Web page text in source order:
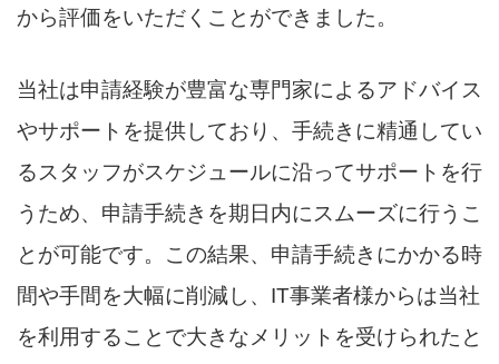
から評価をいただくことができました。
当社は申請経験が豊富な専門家によるアドバイス
やサポートを提供しており、手続きに精通してい
るスタッフがスケジュールに沿ってサポートを行
うため、申請手続きを期日内にスムーズに行うこ
とが可能です。この結果、申請手続きにかかる時
間や手間を大幅に削減し、IT事業者様からは当社
を利用することで大きなメリットを受けられたと